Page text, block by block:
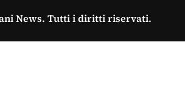
News. Tutti i diritti riservati.